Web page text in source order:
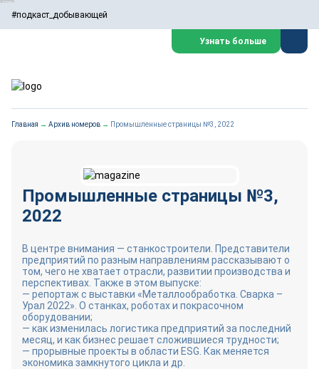
#подкаст_добывающей
Узнать больше
Главная → Архив номеров → Промышленные страницы №3, 2022
Промышленные страницы №3,
2022
В центре внимания — станкостроители. Представители
предприятий по разным направлениям рассказывают о
том, чего не хватает отрасли, развитии производства и
перспективах. Также в этом выпуске:
— репортаж с выставки «Металлообработка. Сварка –
Урал 2022». О станках, роботах и покрасочном
оборудовании;
— как изменилась логистика предприятий за последний
месяц, и как бизнес решает сложившиеся трудности;
— прорывные проекты в области ESG. Как меняется
экономика замкнутого цикла и др.